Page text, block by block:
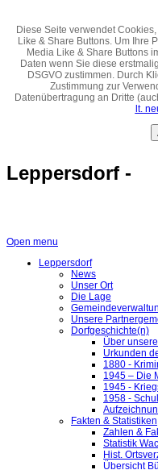
Diese Seite verwendet
Like & Share Buttons. Um Ihre
Media Like & Share Buttons
Daten wenn Sie diese
DSGVO zustimmen. Durch
Zustimmung zur
Datenübertragung an Dritte
lt.
Leppersdorf -
Open menu
Leppersdorf
News
Unser Ort
Die Lage
Unsere
Dorfgeschichte(n)
Über
Urkunden
1880 -
1945 – Die
1945 -
1958 -
Fakten & Statistiken
Zahlen &
Statistik
Hist.
Übersicht